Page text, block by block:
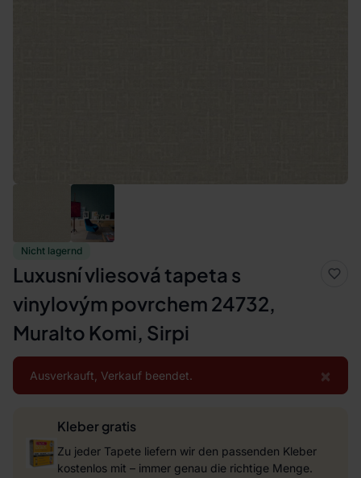
Nicht lagernd
Luxusní vliesová tapeta s
vinylovým povrchem 24732,
Muralto Komi, Sirpi
×
Ausverkauft, Verkauf beendet.
Kleber gratis
Zu jeder Tapete liefern wir den passenden Kleber
kostenlos mit – immer genau die richtige Menge.